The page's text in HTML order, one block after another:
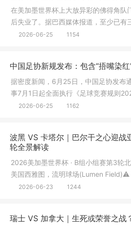
在美加墨世界杯上大放异彩的佛得角队
后失业了。据巴西媒体报道，至少已有
样说葡萄
2026-06-25 1154
中国足协新规发布：包含“捂嘴染
据密度新闻，6月25日，中国足协发布
事7月1日起全面执行《足球竞赛规则
订条款。
2026-06-25 1162
波黑 VS 卡塔尔｜巴尔干之心迎战
轮全景解读
2026美加墨世界杯 · B组小组赛第3轮
美国西雅图，流明球场(Lumen
大同2026-06-23 1244
瑞士 VS 加拿大｜生死或荣誉之战